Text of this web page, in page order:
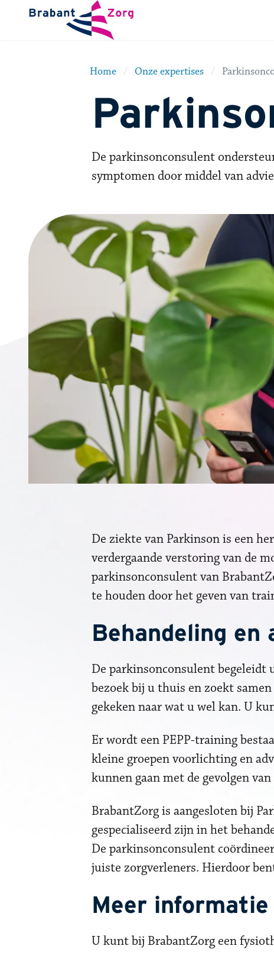
BrabantZorg Logo
Home Onze expertises
De parkinsonconsulent
symptomen door middel van
De ziekte van Parkinson is een
verdergaande verstoring van de
parkinsonconsulent van
te houden door het geven van
Behandeling en
De parkinsonconsulent begeleidt
bezoek bij u thuis en zoekt
gekeken naar wat u wel kan. U
Er wordt een PEPP-training
kleine groepen voorlichting en
kunnen gaan met de gevolgen
BrabantZorg is aangesloten bij
gespecialiseerd zijn in het
De parkinsonconsulent
juiste zorgverleners. Hierdoor
Meer informatie
U kunt bij BrabantZorg een